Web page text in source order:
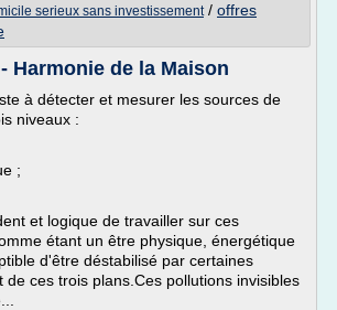
serieux sans investissement/ offres
Harmonie de la Maison
à détecter et mesurer les sources de
niveaux :
;
et logique de travailler sur ces
étant un être physique, énergétique
d'être déstabilisé par certaines
de ces trois plans.Ces pollutions invisibles